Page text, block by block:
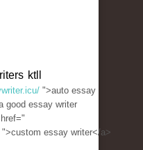
ktll
">auto essay
good essay writer
">custom essay writer</a>